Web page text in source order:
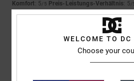
Komfort: 5/5 Preis-Leistungs-Verhältnis: 5/
Material: 5 Farbe: 5
5/5
WELCOME TO DC
Choose your